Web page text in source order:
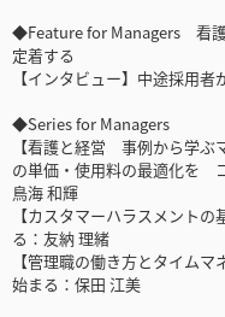
◆Feature for Managers 看護
定着する
【インタビュー】中途採用
◆Series for Managers
【看護と経営 事例から学
の単価・使用料の最適化を
鳥海 和輝
【カスタマーハラスメント
る：友納 理緒
【管理職の働き方とタイム
始まる：保田 江美